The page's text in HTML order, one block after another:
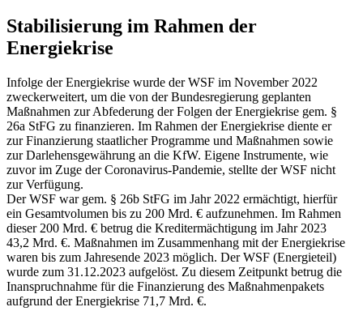
Stabilisierung im Rahmen der
Energiekrise
Infolge der Energiekrise wurde der WSF im November 2022
zweckerweitert, um die von der Bundesregierung geplanten
Maßnahmen zur Abfederung der Folgen der Energiekrise gem. §
26a StFG zu finanzieren. Im Rahmen der Energiekrise diente er
zur Finanzierung staatlicher Programme und Maßnahmen sowie
zur Darlehensgewährung an die KfW. Eigene Instrumente, wie
zuvor im Zuge der Coronavirus-Pandemie, stellte der WSF nicht
zur Verfügung.
Der WSF war gem. § 26b StFG im Jahr 2022 ermächtigt, hierfür
ein Gesamtvolumen bis zu 200 Mrd. € aufzunehmen. Im Rahmen
dieser 200 Mrd. € betrug die Kreditermächtigung im Jahr 2023
43,2 Mrd. €. Maßnahmen im Zusammenhang mit der Energiekrise
waren bis zum Jahresende 2023 möglich. Der WSF (Energieteil)
wurde zum 31.12.2023 aufgelöst. Zu diesem Zeitpunkt betrug die
Inanspruchnahme für die Finanzierung des Maßnahmenpakets
aufgrund der Energiekrise 71,7 Mrd. €.